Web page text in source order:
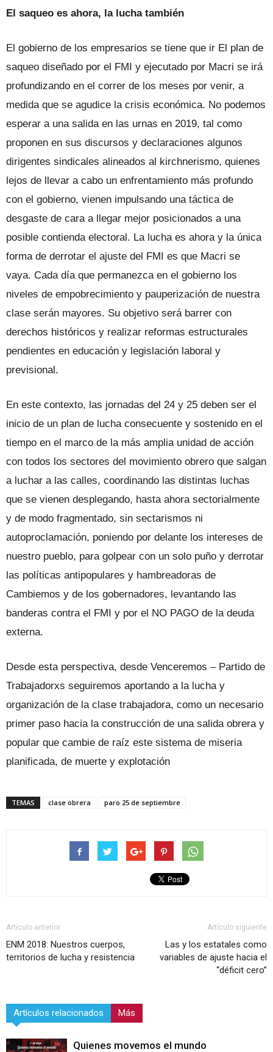
El saqueo es ahora, la lucha también
El gobierno de los empresarios se tiene que ir El plan de
saqueo diseñado por el FMI y ejecutado por Macri se irá
profundizando en el correr de los meses por venir, a
medida que se agudice la crisis económica. No podemos
esperar a una salida en las urnas en 2019, tal como
proponen en sus discursos y declaraciones algunos
dirigentes sindicales alineados al kirchnerismo, quienes
lejos de llevar a cabo un enfrentamiento más profundo
con el gobierno, vienen impulsando una táctica de
desgaste de cara a llegar mejor posicionados a una
posible contienda electoral. La lucha es ahora y la única
forma de derrotar el ajuste del FMI es que Macri se
vaya. Cada día que permanezca en el gobierno los
niveles de empobrecimiento y pauperización de nuestra
clase serán mayores. Su objetivo será barrer con
derechos históricos y realizar reformas estructurales
pendientes en educación y legislación laboral y
previsional.
En este contexto, las jornadas del 24 y 25 deben ser el
inicio de un plan de lucha consecuente y sostenido en el
tiempo en el marco de la más amplia unidad de acción
con todos los sectores del movimiento obrero que salgan
a luchar a las calles, coordinando las distintas luchas
que se vienen desplegando, hasta ahora sectorialmente
y de modo fragmentado, sin sectarismos ni
autoproclamación, poniendo por delante los intereses de
nuestro pueblo, para golpear con un solo puño y derrotar
las políticas antipopulares y hambreadoras de
Cambiemos y de los gobernadores, levantando las
banderas contra el FMI y por el NO PAGO de la deuda
externa.
Desde esta perspectiva, desde Venceremos – Partido de
Trabajadorxs seguiremos aportando a la lucha y
organización de la clase trabajadora, como un necesario
primer paso hacia la construcción de una salida obrera y
popular que cambie de raíz este sistema de miseria
planificada, de muerte y explotación
TEMAS clase obrera paro 25 de septiembre
Artículo anterior
ENM 2018: Nuestros cuerpos,
territorios de lucha y resistencia
Artículo siguiente
Las y los estatales como
variables de ajuste hacia el
“déficit cero”
Artículos relacionados Más
Quienes movemos el mundo